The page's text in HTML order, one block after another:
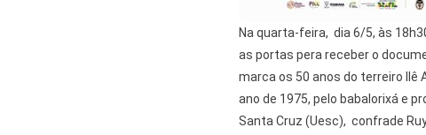
Na quarta-feira, dia 6/5, às
as portas pera receber o
marca os 50 anos do terreiro Ilê
ano de 1975, pelo babalorixá e
Santa Cruz (Uesc), confrade